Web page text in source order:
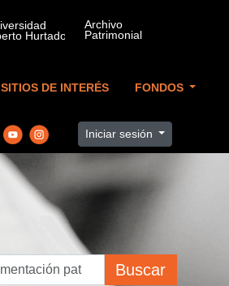
SITIOS DE INTERÉS FONDOS
Iniciar sesión
Buscar